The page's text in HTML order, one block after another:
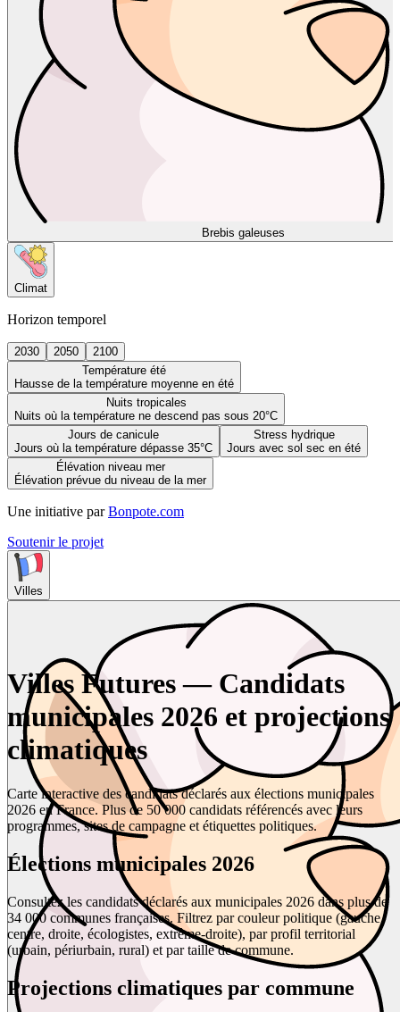
Brebis galeuses
Climat
Horizon temporel
2030 2050
2100
Température été
Hausse de la température moyenne en été
Nuits tropicales
Nuits où la température ne descend pas sous 20°C
Jours de canicule
Jours où la température dépasse 35°C
Stress hydrique
Jours avec sol sec en été
Élévation niveau mer
Élévation prévue du niveau de la mer
Une initiative par Bonpote.com
Soutenir le projet
Villes
Villes Futures — Candidats
municipales 2026 et projections
climatiques
Carte interactive des candidats déclarés aux élections municipales
2026 en France. Plus de 50 000 candidats référencés avec leurs
programmes, sites de campagne et étiquettes politiques.
Élections municipales 2026
Consultez les candidats déclarés aux municipales 2026 dans plus de
34 000 communes françaises. Filtrez par couleur politique (gauche,
centre, droite, écologistes, extrême-droite), par profil territorial
(urbain, périurbain, rural) et par taille de commune.
Projections climatiques par commune